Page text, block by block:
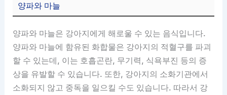
양파와 마늘
양파와 마늘은 강아지에게 해로울 수 있는 음식입니다.
양파와 마늘에 함유된 화합물은 강아지의 적혈구를 파괴
할 수 있는데, 이는 호흡곤란, 무기력, 식욕부진 등의 증
상을 유발할 수 있습니다. 또한, 강아지의 소화기관에서
소화되지 않고 중독을 일으킬 수도 있습니다. 따라서 강